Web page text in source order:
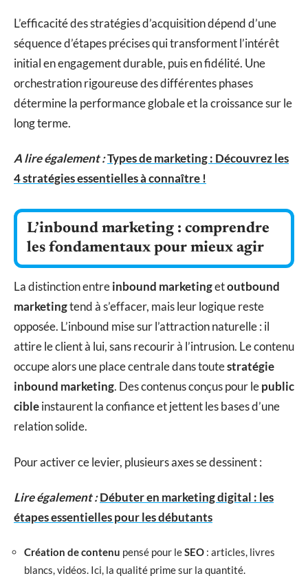
L’efficacité des stratégies d’acquisition dépend d’une
séquence d’étapes précises qui transforment l’intérêt
initial en engagement durable, puis en fidélité. Une
orchestration rigoureuse des différentes phases
détermine la performance globale et la croissance sur le
long terme.
A lire également :Types de marketing : Découvrez les
4 stratégies essentielles à connaître !
L’inbound marketing : comprendre
les fondamentaux pour mieux agir
La distinction entreinbound marketingetoutbound
marketingtend à s’effacer, mais leur logique reste
opposée. L’inbound mise sur l’attraction naturelle : il
attire le client à lui, sans recourir à l’intrusion. Le contenu
occupe alors une place centrale dans toutestratégie
inbound marketing. Des contenus conçus pour lepublic
cibleinstaurent la confiance et jettent les bases d’une
relation solide.
Pour activer ce levier, plusieurs axes se dessinent :
Lire également :Débuter en marketing digital : les
étapes essentielles pour les débutants
Création de contenu pensé pour leSEO : articles, livres
blancs, vidéos. Ici, la qualité prime sur la quantité.